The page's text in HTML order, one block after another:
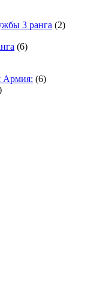
3 ранга (2)
(6)
Армия: (6)